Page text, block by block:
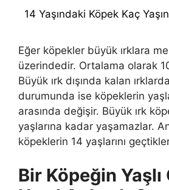
14 Yaşındaki Köpek Kaç
Eğer köpekler büyük ırklara
üzerindedir. Ortalama olarak
Büyük ırk dışında kalan
durumunda ise köpeklerin
arasında değişir. Büyük ırk
yaşlarına kadar yaşamazlar.
köpeklerin 14 yaşlarını
Bir Köpeğin